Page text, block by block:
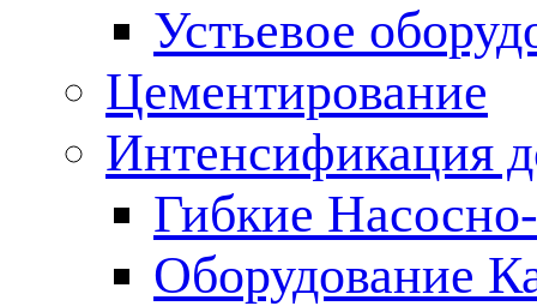
Устьевое
Цементирование
Интенсификация
Гибкие
Оборудование